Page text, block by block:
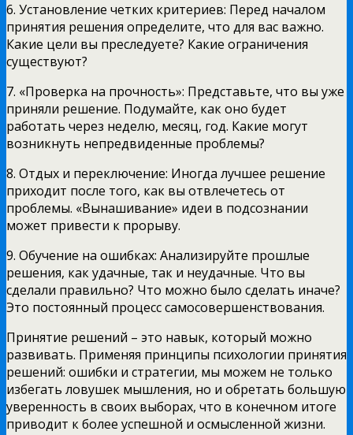
6. Установление четких критериев: Перед началом
принятия решения определите, что для вас важно.
Какие цели вы преследуете? Какие ограничения
существуют?
7. «Проверка на прочность»: Представьте, что вы уже
приняли решение. Подумайте, как оно будет
работать через неделю, месяц, год. Какие могут
возникнуть непредвиденные проблемы?
8. Отдых и переключение: Иногда лучшее решение
приходит после того, как вы отвлечетесь от
проблемы. «Вынашивание» идеи в подсознании
может привести к прорыву.
9. Обучение на ошибках: Анализируйте прошлые
решения, как удачные, так и неудачные. Что вы
сделали правильно? Что можно было сделать иначе?
Это постоянный процесс самосовершенствования.
Принятие решений – это навык, который можно
развивать. Применяя принципы психологии принятия
решений: ошибки и стратегии, мы можем не только
избегать ловушек мышления, но и обретать большую
уверенность в своих выборах, что в конечном итоге
приводит к более успешной и осмысленной жизни.